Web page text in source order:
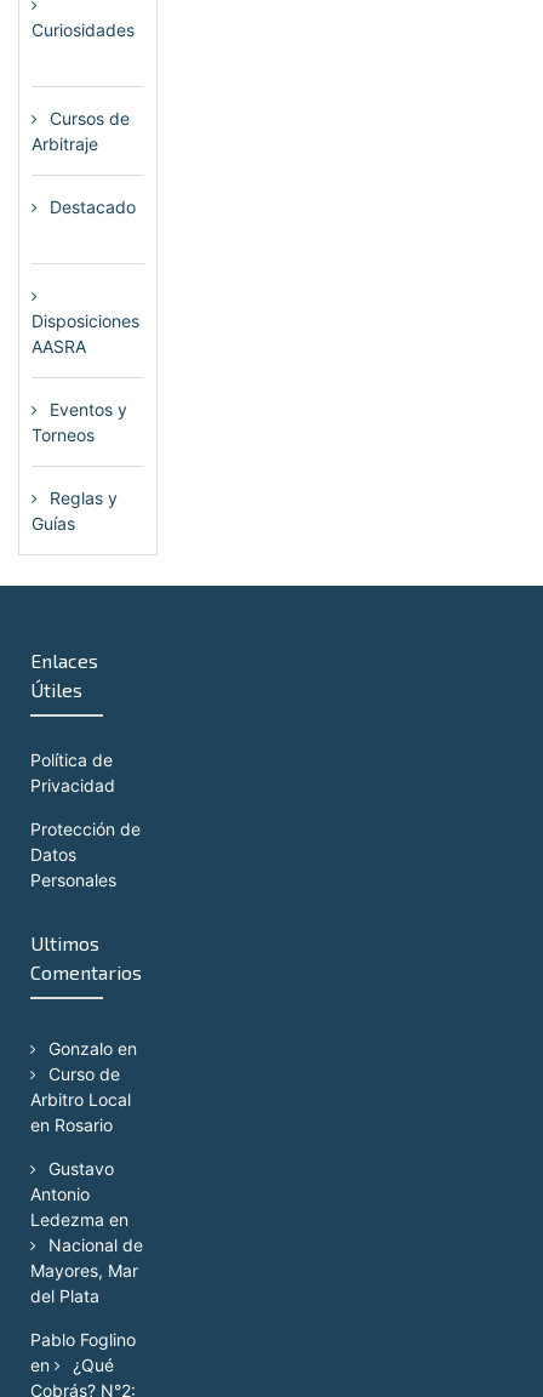
Curiosidades
Cursos de
Arbitraje
Destacado
Disposiciones
AASRA
Eventos y
Torneos
Reglas y
Guías
Enlaces
Útiles
Política de
Privacidad
Protección de
Datos
Personales
Ultimos
Comentarios
Gonzalo en
Curso de
Arbitro Local
en Rosario
Gustavo
Antonio
Ledezma en
Nacional de
Mayores, Mar
del Plata
Pablo Foglino
en
¿Qué
Cobrás? N°2: